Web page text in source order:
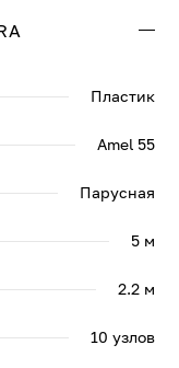
Пластик
Amel 55
Парусная
5 м
2.2 м
10 узлов